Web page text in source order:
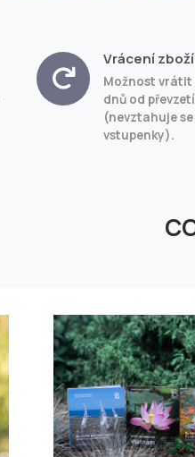
Vrácení zboží
Možnost vrátit
dnů od převzetí
(nevztahuje
vstupenky).